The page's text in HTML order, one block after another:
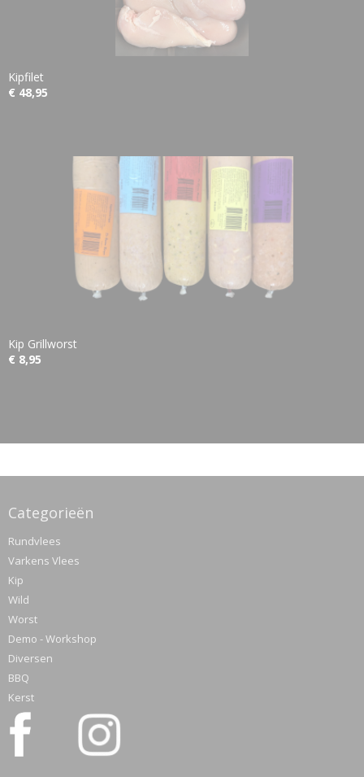
Kipfilet
€ 48,95
Kip Grillworst
€ 8,95
Categorieën
Rundvlees
Varkens Vlees
Kip
Wild
Worst
Demo - Workshop
Diversen
BBQ
Kerst